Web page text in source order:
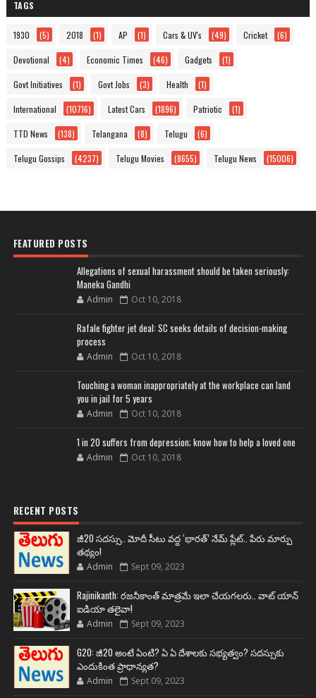
TAGS
1930 (5) 2018 (1) AP (1) Cars & UV's (49) Cricket (6)
Devotional (4) Economic Times (46) Gadgets (1)
Govt Initiatives (1) Govt Jobs (3) Health (1)
International (10716) Latest Cars (1896) Patriotic (1)
TTD News (138) Telangana (8) Telugu (6)
Telugu Gossips (4237) Telugu Movies (8655) Telugu News (15006)
FEATURED POSTS
Allegations of sexual harassment should be taken seriously:
Maneka Gandhi
Admin Oct 10, 2018
Rafale fighter jet deal: SC seeks details of decision-making
process
Admin Oct 10, 2018
Touching a woman inappropriately at the workplace can land
you in jail for 5 years
Admin Oct 10, 2018
1 in 20 suffers from depression; know how to help a loved one
Admin Oct 10, 2018
RECENT POSTS
జీ20 సదస్సు.. మోదీ సీటు వద్ద ‘భారత్’ నేమ్ ప్లేట్‌.. పేరు మార్పు
తథ్యం!
Admin Sept 09, 2023
Rajinikanth: రజనీకాంత్ మాత్రమే ఇలా చేయగలరు.. వాట్ యాన్
ఐడియా తలైవా!
Admin Sept 09, 2023
G20: జీ20 అంటే ఏంటి? ఏ ఏ దేశాలకు సభ్యత్వం? సదస్సుకు
ఎందుకింత ప్రాధాన్యత?
Admin Sept 09, 2023